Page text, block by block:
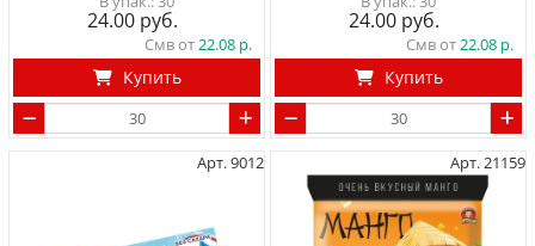
24.00
Смв от22.08
Купить
24.00
Смв от22.08
Купить
Арт. 9012 Арт. 21159